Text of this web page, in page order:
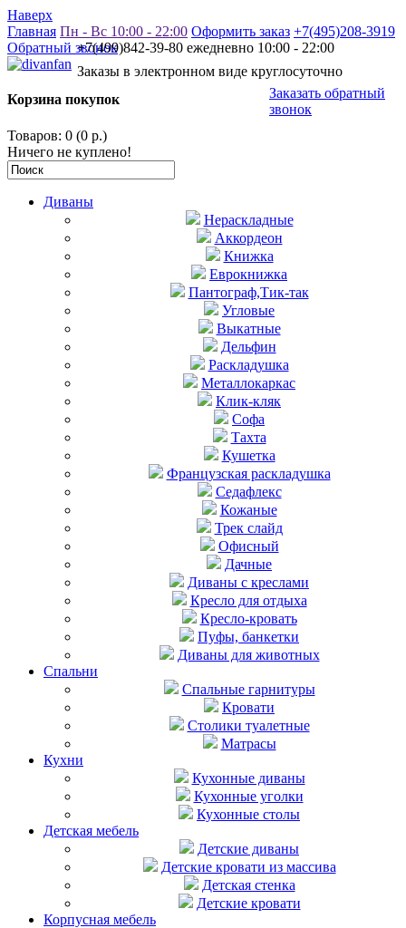
Наверх
Заказать обратный
звонок
+7(499)842-39-80 ежедневно 10:00 - 22:00
Заказы в электронном виде круглосуточно
Главная Пн - Вс 10:00 - 22:00 Оформить заказ +7(495)208-3919
Обратный звонок
Корзина покупок
Товаров: 0 (0 р.)
Ничего не куплено!
Диваны
Нераскладные
Аккордеон
Книжка
Еврокнижка
Пантограф,Тик-так
Угловые
Выкатные
Дельфин
Раскладушка
Металлокаркас
Клик-кляк
Софа
Тахта
Кушетка
Французская раскладушка
Седафлекс
Кожаные
Трек слайд
Офисный
Дачные
Диваны с креслами
Кресло для отдыха
Кресло-кровать
Пуфы, банкетки
Диваны для животных
Спальни
Cпальные гарнитуры
Кровати
Столики туалетные
Матрасы
Кухни
Кухонные диваны
Кухонные уголки
Кухонные столы
Детская мебель
Детские диваны
Детские кровати из массива
Детская стенка
Детские кровати
Корпусная мебель